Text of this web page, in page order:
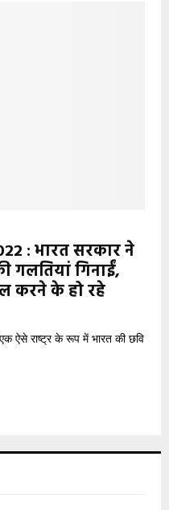
: भारत सरकार ने
गलतियां गिनाईं,
करने के हो रहे
ऐसे राष्ट्र के रूप में भारत की छवि